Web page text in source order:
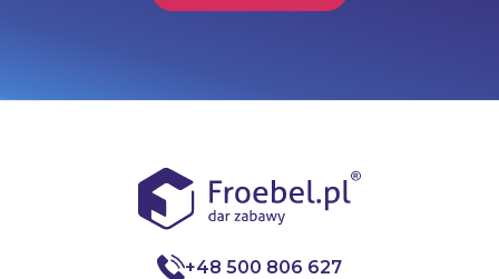
+48 500 806 627